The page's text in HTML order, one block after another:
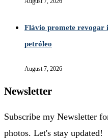
Flávio promete revogar
petróleo
August 7, 2026
Newsletter
Subscribe my Newsletter
photos. Let's stay updated!